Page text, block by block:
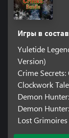
Игры в
Yuletide
Version)
Crime
Clockwork
Demon
Demon
Lost